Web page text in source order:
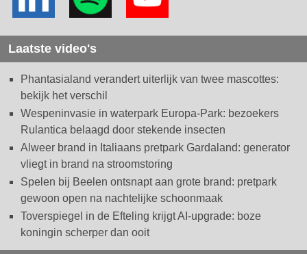
Laatste video's
Phantasialand verandert uiterlijk van twee mascottes:
bekijk het verschil
Wespeninvasie in waterpark Europa-Park: bezoekers
Rulantica belaagd door stekende insecten
Alweer brand in Italiaans pretpark Gardaland: generator
vliegt in brand na stroomstoring
Spelen bij Beelen ontsnapt aan grote brand: pretpark
gewoon open na nachtelijke schoonmaak
Toverspiegel in de Efteling krijgt AI-upgrade: boze
koningin scherper dan ooit